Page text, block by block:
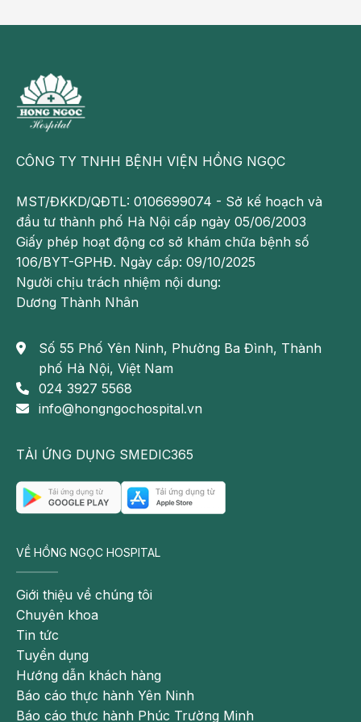
Xét nghiệm ALT giúp đánh giá quá trình hoại tử ở gan
Có thể bạn quan tâm:
Gan nằm ở vị trí nào? Cấu tạo và chức năng của
Suy giảm chức năng gan nên ăn gì? Kiêng gì?
Thực phẩm bổ gan
Bệnh suy gan: Nguyên nhân, triệu chứng, chẩn
Nhóm xét nghiệm khảo sát chức năng bài tiết và
khử độc
- Bilirubin
+ Bilirubin huyết thanh: Bilirubin là sản phẩm chuyển
hóa của hemoglobin và các enzym. 95% bilirubin
được tạo ra từ sự thoái biến của hồng cầu.
Bilirubin gồm 2 thành phần chính là bilirubin trực tiếp
CÔNG TY TNHH BỆNH VIỆN HỒNG NGỌC
MST/ĐKKD/QĐTL: 0106699074 - Sở kế hoạch và
đầu tư thành phố Hà Nội cấp ngày 05/06/2003
Giấy phép hoạt động cơ sở khám chữa bệnh số
106/BYT-GPHĐ. Ngày cấp: 09/10/2025
Người chịu trách nhiệm nội dung:
Dương Thành Nhân
Số 55 Phố Yên Ninh, Phường Ba Đình, Thành
phố Hà Nội, Việt Nam
024 3927 5568
info@hongngochospital.vn
TẢI ỨNG DỤNG SMEDIC365
VỀ HỒNG NGỌC HOSPITAL
Giới thiệu về chúng tôi
Chuyên khoa
Tin tức
Tuyển dụng
Hướng dẫn khách hàng
Báo cáo thực hành Yên Ninh
Báo cáo thực hành Phúc Trường Minh